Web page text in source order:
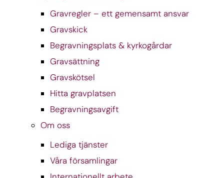
Gravregler – ett gemensamt ansvar
Gravskick
Begravningsplats & kyrkogårdar
Gravsättning
Gravskötsel
Hitta gravplatsen
Begravningsavgift
Om oss
Lediga tjänster
Våra församlingar